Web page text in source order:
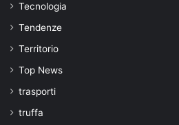
Tecnologia
Tendenze
Territorio
Top News
trasporti
truffa